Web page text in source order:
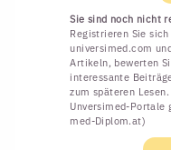
Sie sind noch nicht
Registrieren Sie
universimed.com
Artikeln, bewerten
interessante
zum späteren
Unversimed-
med-Diplom.at)